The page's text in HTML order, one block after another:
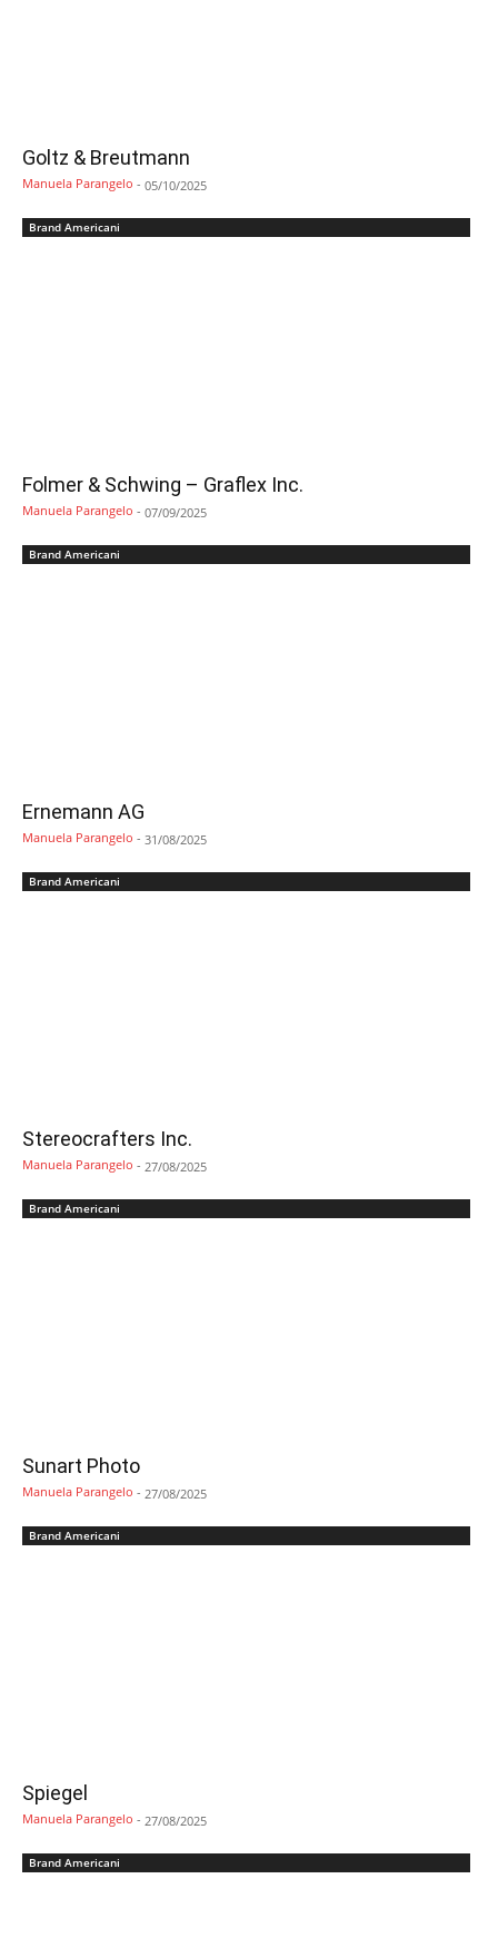
Goltz & Breutmann
Manuela Parangelo - 05/10/2025
Brand Americani
Folmer & Schwing – Graflex Inc.
Manuela Parangelo - 07/09/2025
Brand Americani
Ernemann AG
Manuela Parangelo - 31/08/2025
Brand Americani
Stereocrafters Inc.
Manuela Parangelo - 27/08/2025
Brand Americani
Sunart Photo
Manuela Parangelo - 27/08/2025
Brand Americani
Spiegel
Manuela Parangelo - 27/08/2025
Brand Americani